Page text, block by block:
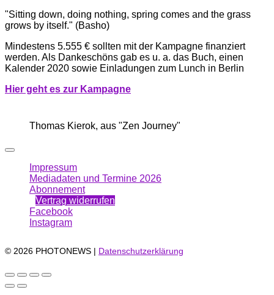
"Sitting down, doing nothing, spring comes and the grass
grows by itself." (Basho)
Mindestens 5.555 € sollten mit der Kampagne finanziert
werden. Als Dankeschöns gab es u. a. das Buch, einen
Kalender 2020 sowie Einladungen zum Lunch in Berlin
Hier geht es zur Kampagne
Thomas Kierok, aus "Zen Journey"
Impressum
Mediadaten und Termine 2026
Abonnement
Vertrag widerrufen
Facebook
Instagram
© 2026 PHOTONEWS | Datenschutzerklärung